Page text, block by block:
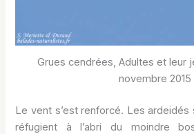
Grues cendrées, Adultes et leur
novembre 2015
Le vent s’est renforcé. Les
réfugient à l’abri du moindre